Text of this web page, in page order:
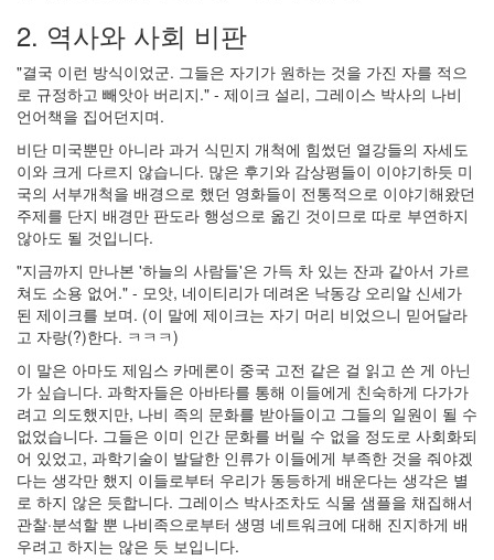
2. 역사와 사회 비판
"결국 이런 방식이었군. 그들은 자기가 원하는 것을 가진 자를 적으
로 규정하고 빼앗아 버리지." - 제이크 설리, 그레이스 박사의 나비
언어책을 집어던지며.
비단 미국뿐만 아니라 과거 식민지 개척에 힘썼던 열강들의 자세도
이와 크게 다르지 않습니다. 많은 후기와 감상평들이 이야기하듯 미
국의 서부개척을 배경으로 했던 영화들이 전통적으로 이야기해왔던
주제를 단지 배경만 판도라 행성으로 옮긴 것이므로 따로 부연하지
않아도 될 것입니다.
"지금까지 만나본 '하늘의 사람들'은 가득 차 있는 잔과 같아서 가르
쳐도 소용 없어." - 모앗, 네이티리가 데려온 낙동강 오리알 신세가
된 제이크를 보며. (이 말에 제이크는 자기 머리 비었으니 믿어달라
고 자랑(?)한다. ㅋㅋㅋ)
이 말은 아마도 제임스 카메론이 중국 고전 같은 걸 읽고 쓴 게 아닌
가 싶습니다. 과학자들은 아바타를 통해 이들에게 친숙하게 다가가
려고 의도했지만, 나비 족의 문화를 받아들이고 그들의 일원이 될 수
없었습니다. 그들은 이미 인간 문화를 버릴 수 없을 정도로 사회화되
어 있었고, 과학기술이 발달한 인류가 이들에게 부족한 것을 줘야겠
다는 생각만 했지 이들로부터 우리가 동등하게 배운다는 생각은 별
로 하지 않은 듯합니다. 그레이스 박사조차도 식물 샘플을 채집해서
관찰·분석할 뿐 나비족으로부터 생명 네트워크에 대해 진지하게 배
우려고 하지는 않은 듯 보입니다.
브
공
지
사
항
블...
6
by
daybreaker
AVATAR
9
by
daybreaker
도
움
닫
기
3
by
inureyes
컴